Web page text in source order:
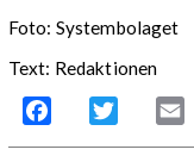
Foto: Systembolaget
Text: Redaktionen
Facebook Twitter